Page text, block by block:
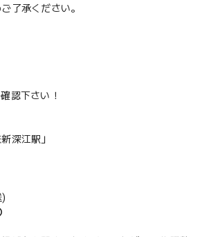
了承ください。
認下さい！
深江駅」
)